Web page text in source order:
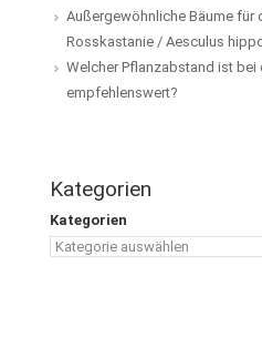
Außergewöhnliche Bäume für
Rosskastanie / Aesculus
Welcher Pflanzabstand ist bei
empfehlenswert?
Kategorien
Kategorien